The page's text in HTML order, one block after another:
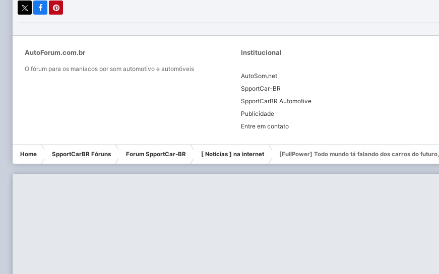
AutoForum.com.br
O fórum para os maniacos por som automotivo e automóveis
Institucional
AutoSom.net
SpportCar-BR
SpportCarBR Automotive
Publicidade
Entre em contato
Home SpportCarBR Fóruns Forum SpportCar-BR [ Notícias ] na internet [FullPower] Todo mundo tá falando dos carros do